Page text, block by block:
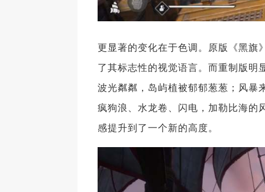
更显著的变化在于色调。原版《黑旗
了其标志性的视觉语言。而重制版明
波光粼粼，岛屿植被郁郁葱葱；风暴
疯狗浪、水龙卷、闪电，加勒比海的
感提升到了一个新的高度。